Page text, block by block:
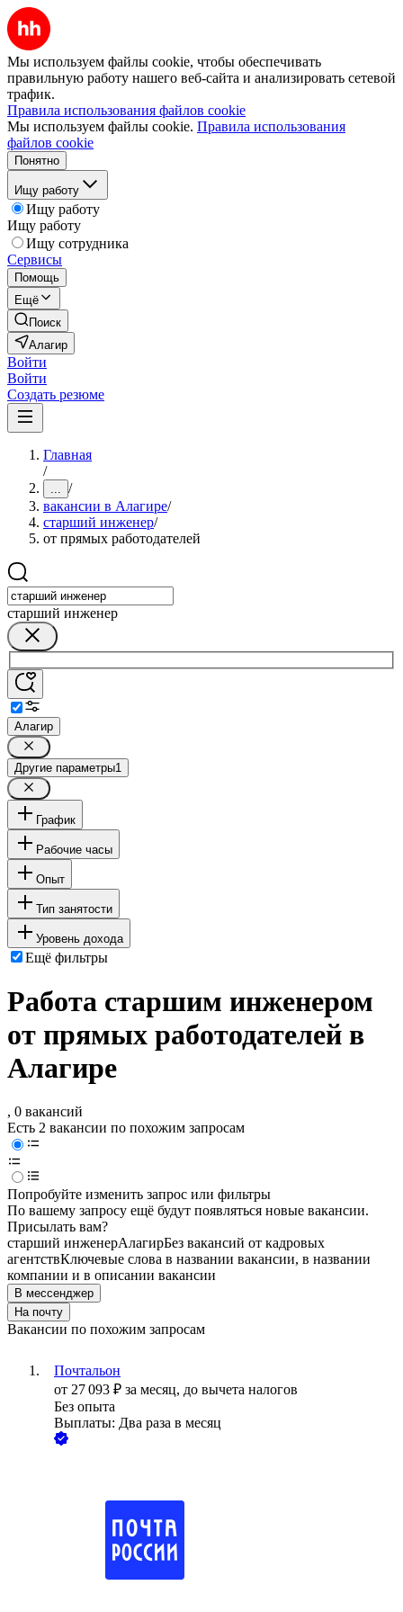
Мы используем файлы cookie, чтобы обеспечивать
правильную работу нашего веб-сайта и анализировать сетевой
трафик.
Правила использования файлов cookie
Мы используем файлы cookie. Правила использования
файлов cookie
Понятно
Ищу работу
Ищу работу
Ищу работу
Ищу сотрудника
Сервисы
Помощь
Ещё
Поиск
Алагир
Войти
Войти
Создать резюме
Главная
/
... /
вакансии в Алагире/
старший инженер/
от прямых работодателей
старший инженер
Алагир
Другие параметры1
График
Рабочие часы
Опыт
Тип занятости
Уровень дохода
Ещё фильтры
Работа старшим инженером
от прямых работодателей в
Алагире
, 0 вакансий
Есть 2 вакансии по похожим запросам
Попробуйте изменить запрос или фильтры
По вашему запросу ещё будут появляться новые вакансии.
Присылать вам?
старший инженерАлагирБез вакансий от кадровых
агентствКлючевые слова в названии вакансии, в названии
компании и в описании вакансии
В мессенджер
На почту
Вакансии по похожим запросам
Почтальон
от 27 093 ₽ за месяц, до вычета налогов
Без опыта
Выплаты: Два раза в месяц